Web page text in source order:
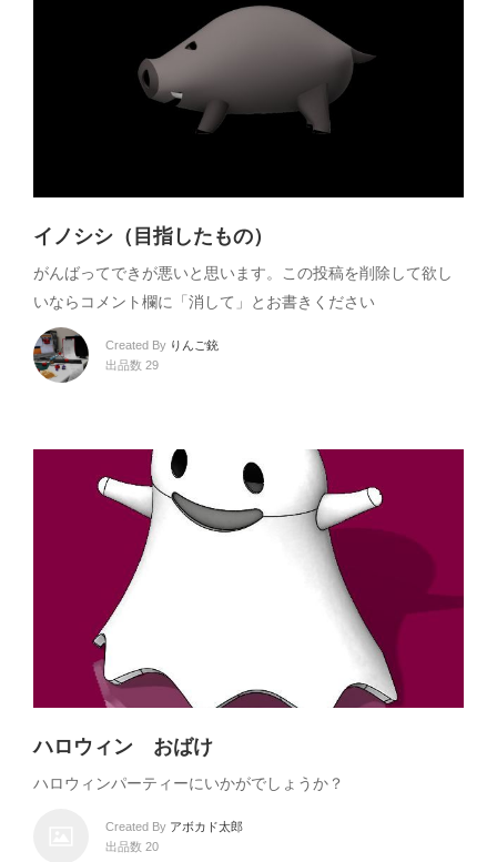
イノシシ（目指したもの）
がんばってできが悪いと思います。この投稿を削除して欲し
いならコメント欄に「消して」とお書きください
Created By りんご銃
出品数 29
ハロウィン おばけ
ハロウィンパーティーにいかがでしょうか？
Created By アボカド太郎
出品数 20